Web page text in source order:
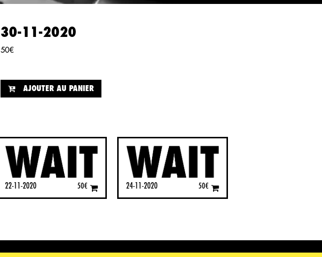
30-11-2020
50€
AJOUTER AU PANIER
22-11-2020 50€ 24-11-2020 50€